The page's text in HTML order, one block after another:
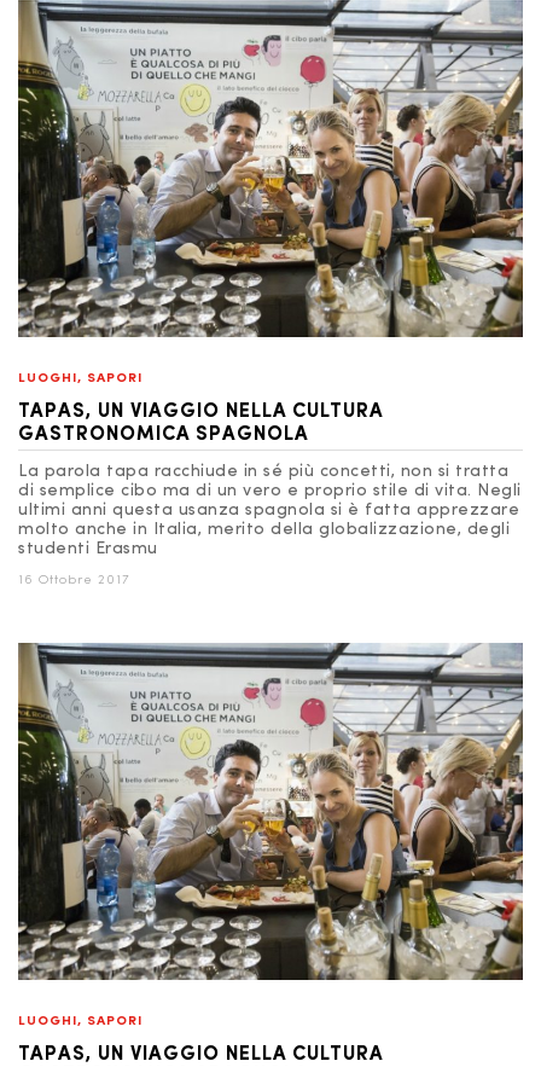
LUOGHI , SAPORI
TAPAS, UN VIAGGIO NELLA CULTURA
GASTRONOMICA SPAGNOLA
La parola tapa racchiude in sé più concetti, non si tratta
di semplice cibo ma di un vero e proprio stile di vita. Negli
ultimi anni questa usanza spagnola si è fatta apprezzare
molto anche in Italia, merito della globalizzazione, degli
studenti Erasmu
16 Ottobre 2017
LUOGHI , SAPORI
TAPAS, UN VIAGGIO NELLA CULTURA